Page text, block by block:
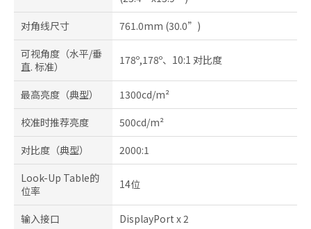
对角线尺寸
761.0mm (30.0”)
可视角度（水平/垂
直. 标准）
178º,178º、10:1 对比度
最高亮度（典型）
1300cd/m²
校准时推荐亮度
500cd/m²
对比度（典型）
2000:1
Look-Up Table的
位率
14位
输入接口
DisplayPort x 2